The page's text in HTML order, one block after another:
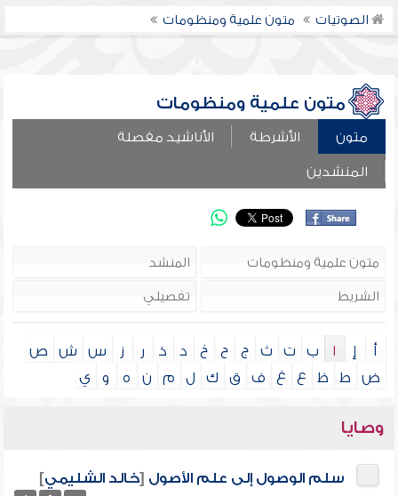
الصوتيات متون علمية ومنظومات
متون علمية ومنظومات
متون الأشرطة الأناشيد مفصلة
المنشدين
أ إ ا ب ت ث ج ح خ د ذ ر ز س ش
ص
ض
ط ظ ع غ ف ق ك ل م ن ه و ي
وصايا
سلم الوصول إلى علم الأصول [خالد الشليمي]